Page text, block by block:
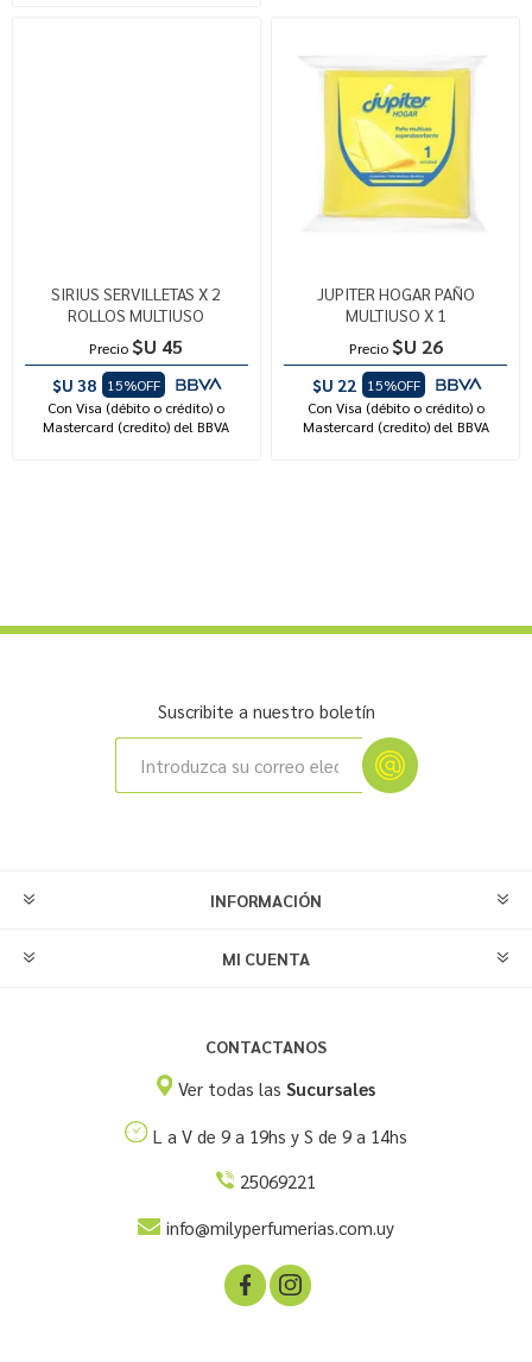
SIRIUS SERVILLETAS X 2
ROLLOS MULTIUSO
Precio $U 45
$U 38
15%OFF
Con Visa (débito o crédito) o
Mastercard (credito) del BBVA
JUPITER HOGAR PAÑO
MULTIUSO X 1
Precio $U 26
$U 22
15%OFF
Con Visa (débito o crédito) o
Mastercard (credito) del BBVA
Suscribite a nuestro boletín
INFORMACIÓN
MI CUENTA
CONTACTANOS
Ver todas las Sucursales
L a V de 9 a 19hs y S de 9 a 14hs
25069221
info@milyperfumerias.com.uy